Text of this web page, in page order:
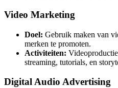
Video Marketing
Doel: Gebruik maken van
merken te promoten.
Activiteiten:
streaming, tutorials, en
Digital Audio Advertising